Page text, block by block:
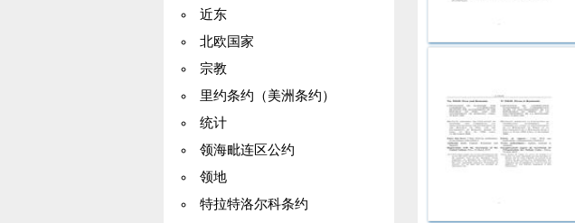
近东
北欧国家
宗教
里约条约（美洲条约）
统计
领海毗连区公约
领地
特拉特洛尔科条约